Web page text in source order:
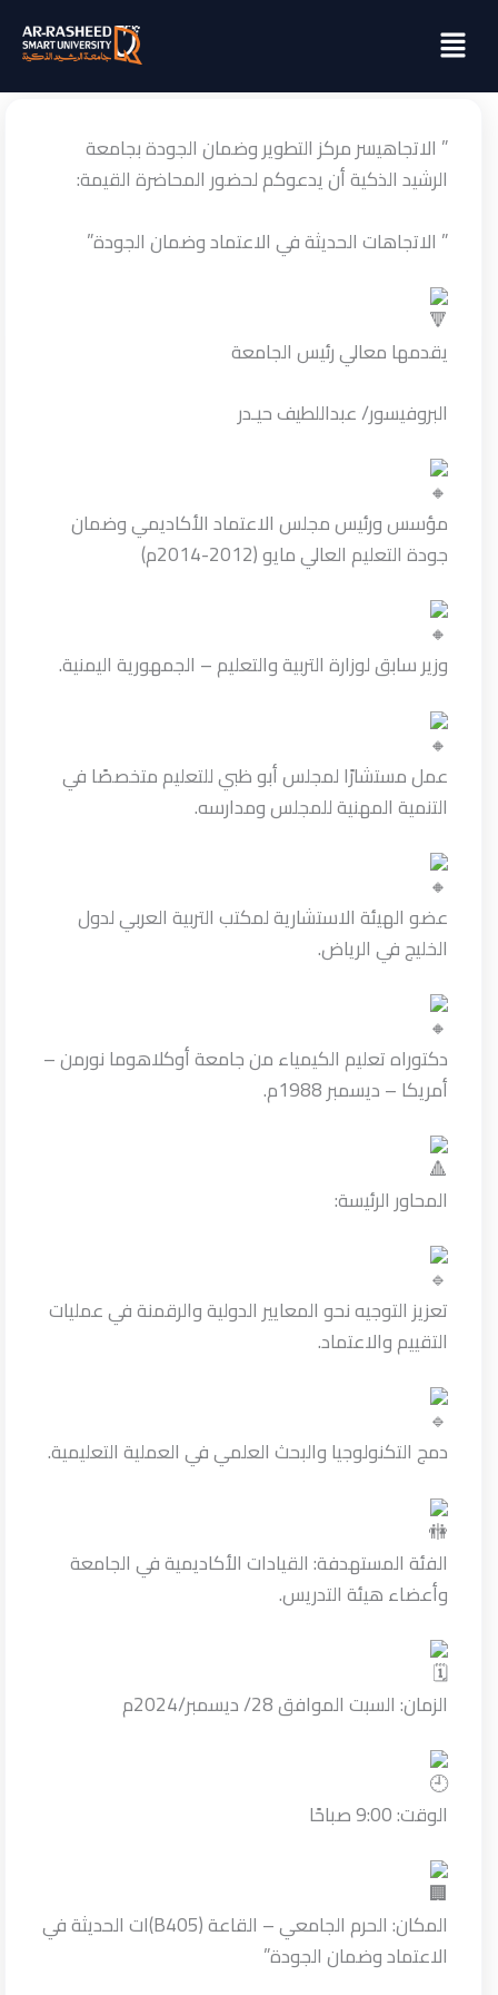
Menu
” الاتجاهيسر مركز التطوير وضمان الجودة بجامعة
الرشيد الذكية أن يدعوكم لحضور المحاضرة القيمة:
” الاتجاهات الحديثة في الاعتماد وضمان الجودة”
يقدمها معالي رئيس الجامعة
البروفيسور/ عبداللطيف حيـدر
مؤسس ورئيس مجلس الاعتماد الأكاديمي وضمان
جودة التعليم العالي مايو (2012-2014م)
وزير سابق لوزارة التربية والتعليم – الجمهورية اليمنية.
عمل مستشارًا لمجلس أبو ظبي للتعليم متخصصًا في
التنمية المهنية للمجلس ومدارسه.
عضو الهيئة الاستشارية لمكتب التربية العربي لدول
الخليج في الرياض.
دكتوراه تعليم الكيمياء من جامعة أوكلاهوما نورمن –
أمريكا – ديسمبر 1988م.
المحاور الرئيسة:
تعزيز التوجيه نحو المعايير الدولية والرقمنة في عمليات
التقييم والاعتماد.
دمج التكنولوجيا والبحث العلمي في العملية التعليمية.
الفئة المستهدفة: القيادات الأكاديمية في الجامعة
وأعضاء هيئة التدريس.
الزمان: السبت الموافق 28/ ديسمبر/2024م
الوقت: 9:00 صباحًا
المكان: الحرم الجامعي – القاعة (B405)ات الحديثة في
الاعتماد وضمان الجودة”